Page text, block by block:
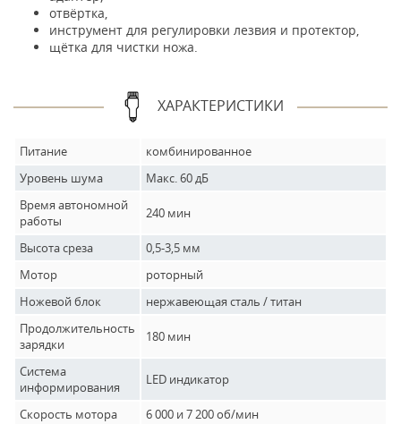
отвёртка,
инструмент для регулировки лезвия и протектор,
щётка для чистки ножа.
ХАРАКТЕРИСТИКИ
Питание
комбинированное
Уровень шума
Макс. 60 дБ
Время автономной
работы
240 мин
Высота среза
0,5-3,5 мм
Мотор
роторный
Ножевой блок
нержавеющая сталь / титан
Продолжительность
зарядки
180 мин
Система
информирования
LED индикатор
Скорость мотора 6 000 и 7 200 об/мин